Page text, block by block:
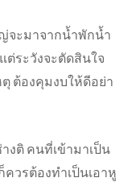
จะมาจากน้ำพักน้ำ
ต่ระวังจะตัดสินใจ
ต้องคุมงบให้ดีอย่า
งติ คนที่เข้ามาเป็น
วรต้องทำเป็นเอาหู